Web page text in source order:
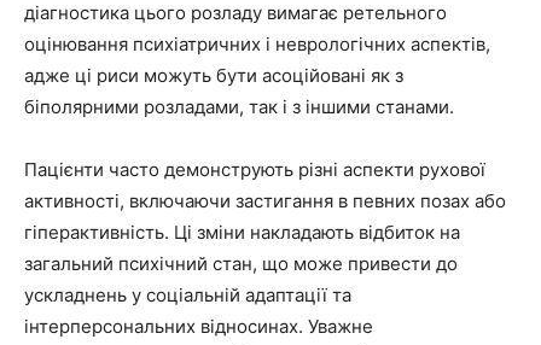
діагностика цього розладу вимагає ретельного
оцінювання психіатричних і неврологічних аспектів,
адже ці риси можуть бути асоційовані як з
біполярними розладами, так і з іншими станами.
Пацієнти часто демонструють різні аспекти рухової
активності, включаючи застигання в певних позах або
гіперактивність. Ці зміни накладають відбиток на
загальний психічний стан, що може привести до
ускладнень у соціальній адаптації та
інтерперсональних відносинах. Уважне